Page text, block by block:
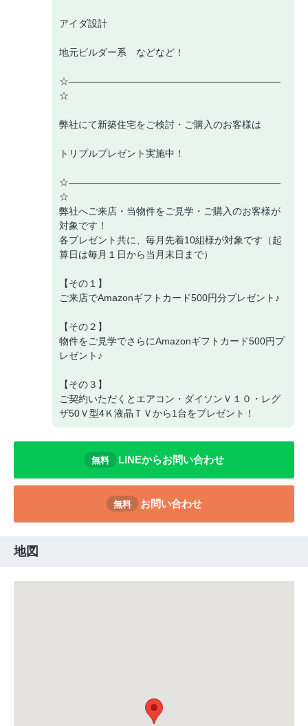
アイダ設計
地元ビルダー系 などなど！
☆――――――――――――――――――――――
☆
弊社にて新築住宅をご検討・ご購入のお客様は
トリプルプレゼント実施中！
☆――――――――――――――――――――――
☆
弊社へご来店・当物件をご見学・ご購入のお客様が
対象です！
各プレゼント共に、毎月先着10組様が対象です（起
算日は毎月１日から当月末日まで）
【その１】
ご来店でAmazonギフトカード500円分プレゼント♪
【その２】
物件をご見学でさらにAmazonギフトカード500円プ
レゼント♪
【その３】
ご契約いただくとエアコン・ダイソンＶ１０・レグ
ザ50Ｖ型4Ｋ液晶ＴＶから1台をプレゼント！
無料 LINEからお問い合わせ
無料 お問い合わせ
地図